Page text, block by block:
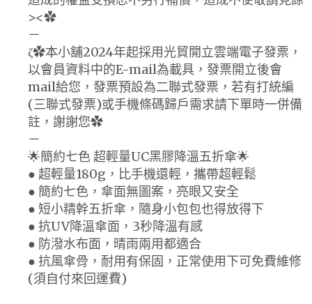
><✿
－
ζ✿本小舖2024年起採用光貿開立雲端電子發票，
以會員資料中的E-mail為載具，發票開立後會
mail給您，發票預設為二聯式發票，若有打統編
(三聯式發票)或手機條碼歸戶需求請下單時一併備
註，謝謝您✿
－
🌟簡約七色 超輕量UC黑膠降溫五折傘🌟
● 超輕量180g，比手機還輕，攜帶超輕鬆
● 簡約七色，傘面無圖案，亮眼又安全
● 短小精幹五折傘，隨身小包包也得放得下
● 抗UV降溫傘面，3秒降溫有感
● 防潑水布面，晴雨兩用都適合
● 抗風傘骨，耐用有保固，正常使用下可免費維修
(須自付來回運費)